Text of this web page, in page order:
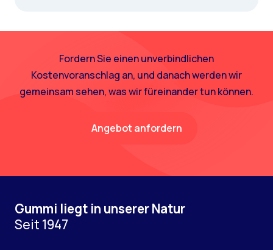
Fordern Sie einen unverbindlichen
Kostenvoranschlag an, und danach werden wir
gemeinsam sehen, was wir füreinander tun können.
Angebot anfordern
Gummi liegt in unserer Natur
Seit 1947